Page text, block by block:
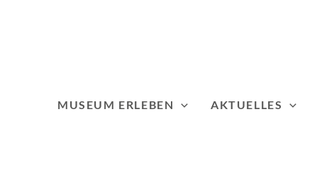
MUSEUM ERLEBEN AKTUELLES